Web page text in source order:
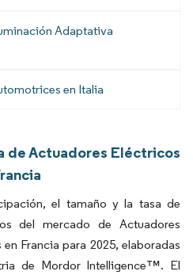
Adaptativa
en Italia
de Actuadores Eléctricos
el tamaño y la tasa de
del mercado de Actuadores
Francia para 2025, elaboradas
de Mordor Intelligence™. El